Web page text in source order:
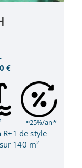
€
≈25%/an*
de style
140 m²